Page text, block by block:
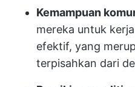
Kemampuan
mereka untuk
efektif, yang
terpisahkan dari